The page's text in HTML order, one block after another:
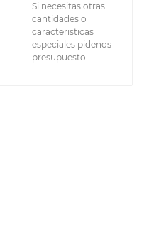
Si necesitas otras
cantidades o
caracteristicas
especiales pidenos
presupuesto